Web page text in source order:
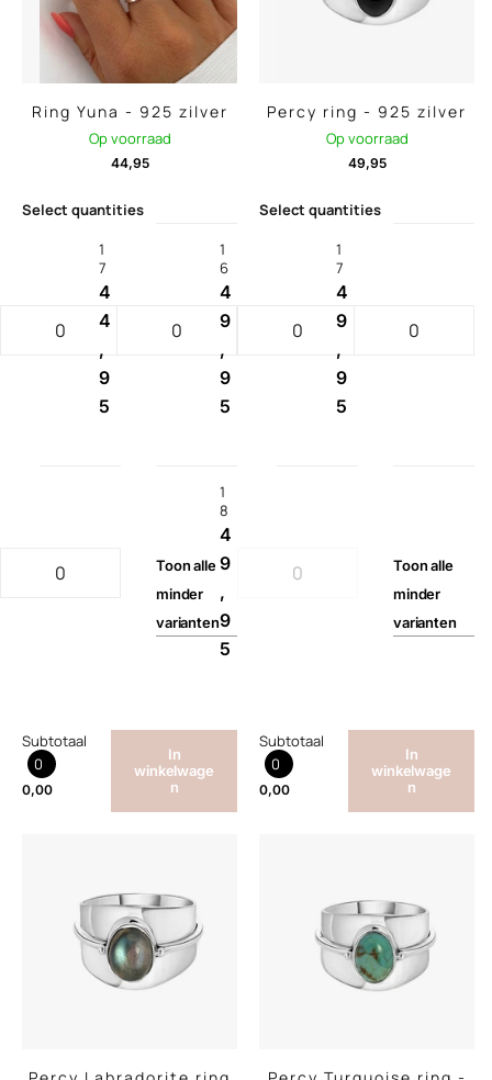
Ring Yuna - 925 zilver
Op voorraad
44,95
Select quantities
1
7
4
4
,
9
5
Toonalle
minder
varianten
Subtotaal
0
0,00
In
winkelwage
n
Percy ring - 925 zilver
Op voorraad
49,95
Select quantities
1
6
4
9
,
9
5
1
7
4
9
,
9
5
1
8
4
9
,
9
5
Toonalle
minder
varianten
Subtotaal
0
0,00
In
winkelwage
n